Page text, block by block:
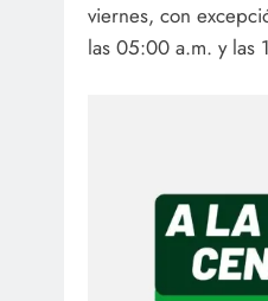
viernes, con
las 05:00 a.m. y las